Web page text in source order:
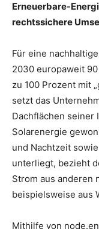
Erneuerbare-
rechtssichere
Für eine
2030 europaweit
zu 100 Prozent mit
setzt das
Dachflächen seiner
Solarenergie
und Nachtzeit
unterliegt, bezieht
Strom aus anderen
beispielsweise aus
Mithilfe von